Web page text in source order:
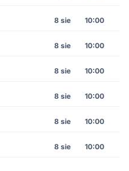
8 sie 10:00
8 sie 10:00
8 sie 10:00
8 sie 10:00
8 sie 10:00
8 sie 10:00